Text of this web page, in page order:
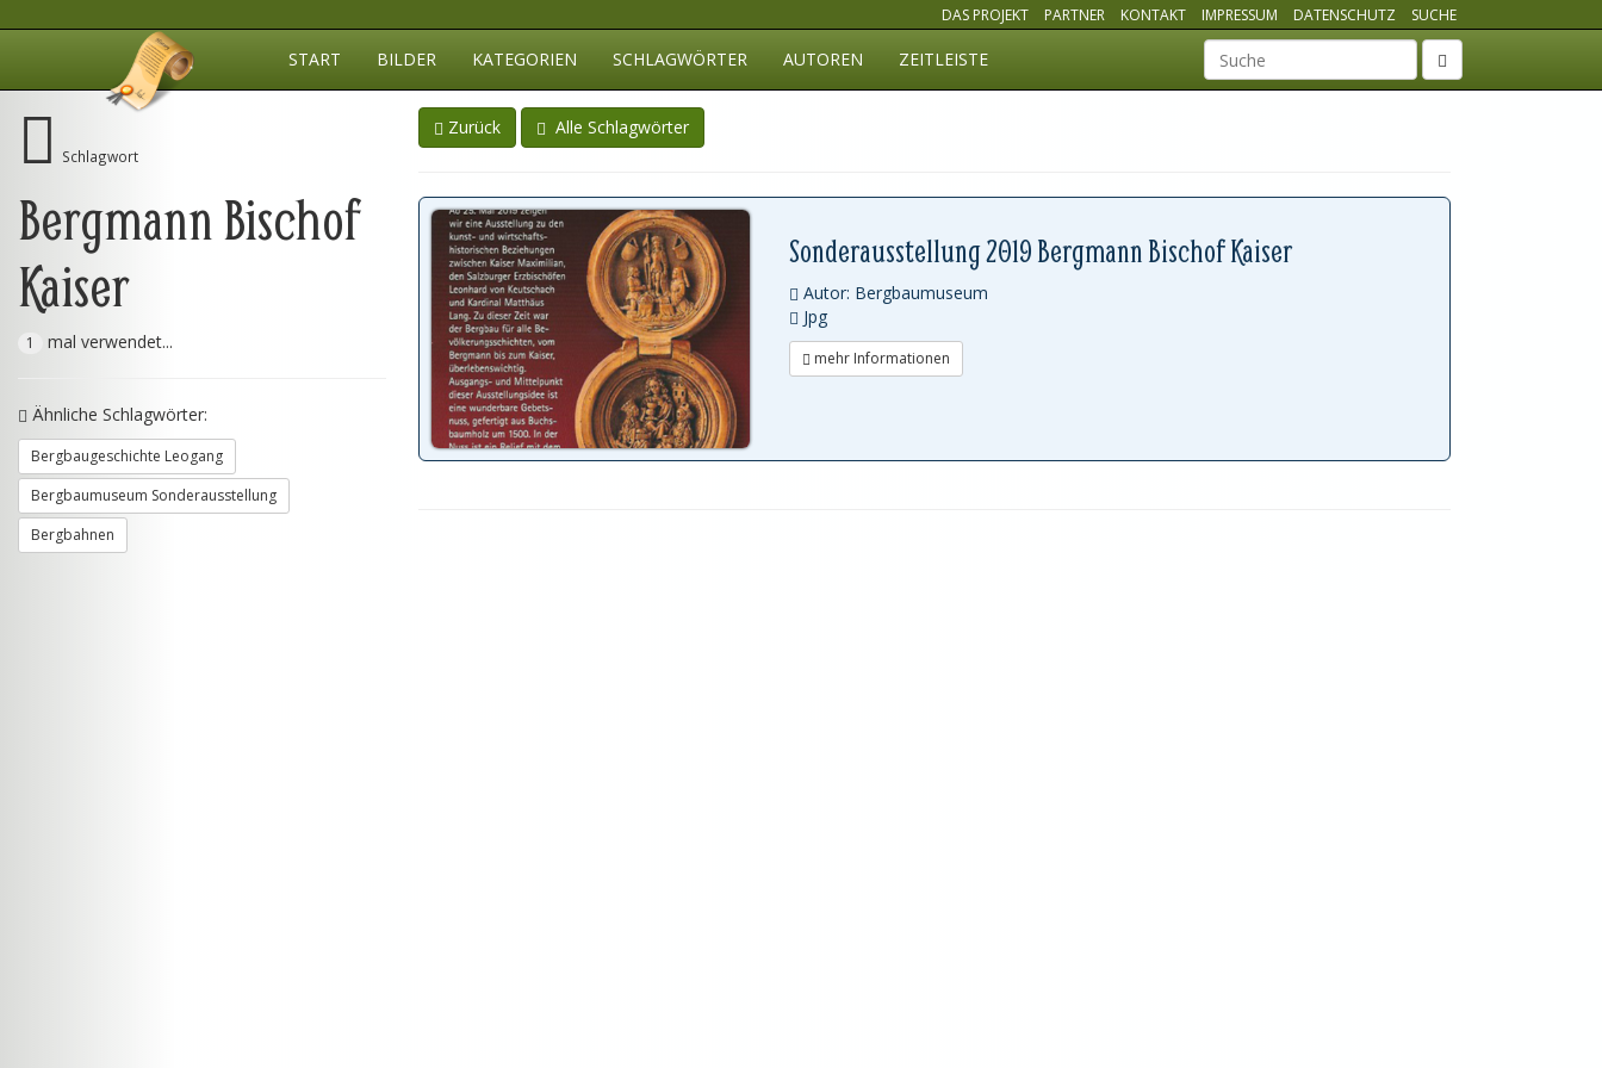
DAS PROJEKT PARTNER KONTAKT IMPRESSUM DATENSCHUTZ SUCHE
START BILDER KATEGORIEN SCHLAGWÖRTER AUTOREN ZEITLEISTE Suchbegriff
Schlagwort
Bergmann Bischof
Kaiser
1 mal verwendet...
Ähnliche Schlagwörter:
Bergbaugeschichte Leogang
Bergbaumuseum Sonderausstellung
Bergbahnen
Zurück Alle Schlagwörter
Sonderausstellung 2019 Bergmann Bischof Kaiser
Autor: Bergbaumuseum
Jpg
mehr Informationen